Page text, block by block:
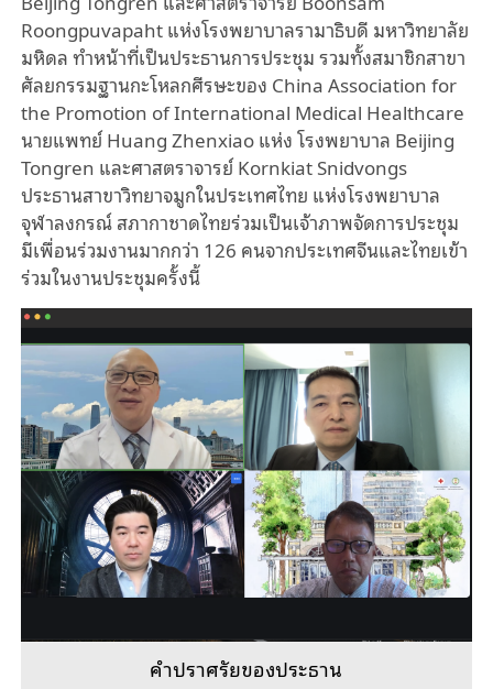
Roongpuvapahtแห่งโรงพยาบาลรามาธิบดี มหาวิทยาลัย
มหิดลทำหน้าที่เป็นประธานการประชุมรวมทั้งสมาชิกสาขา
ศัลยกรรมฐานกะโหลกศีรษะของ China Association for
the Promotion of International Medical Healthcare
นายแพทย์Huang Zhenxiaoแห่งโรงพยาบาล Beijing
Tongren และศาสตราจารย์Kornkiat Snidvongs
ประธานสาขาวิทยาจมูกในประเทศไทย แห่งโรงพยาบาล
จุฬาลงกรณ์สภากาชาดไทยร่วมเป็นเจ้าภาพจัดการประชุม
มีเพื่อนร่วมงานมากกว่า 126 คนจากประเทศจีนและไทยเข้า
ร่วมในงานประชุมครั้งนี้
คําปราศรัยของประธาน